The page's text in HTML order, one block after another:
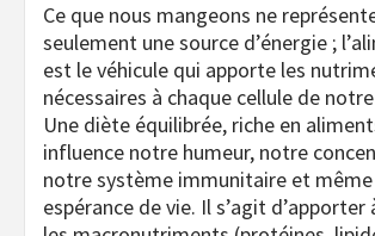
Ce que nous mangeons ne
seulement une source d’énergie ;
est le véhicule qui apporte les
nécessaires à chaque cellule de
Une diète équilibrée, riche en
influence notre humeur, notre
notre système immunitaire et
espérance de vie. Il s’agit